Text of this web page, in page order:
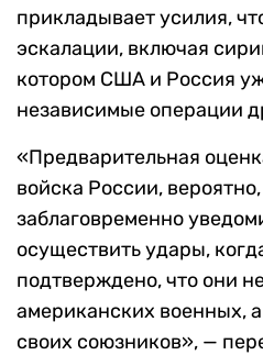
прикладывает усилия,
эскалации, включая
котором США и Россия
независимые операции
«Предварительная
войска России,
заблаговременно
осуществить удары,
подтверждено, что они
американских военных,
своих союзников», —